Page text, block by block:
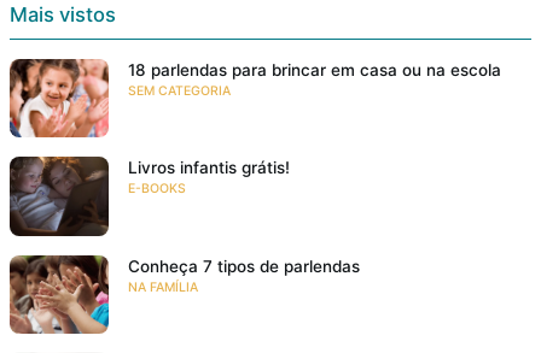
Mais vistos
18 parlendas para brincar em casa ou na escola
SEM CATEGORIA
Livros infantis grátis!
E-BOOKS
Conheça 7 tipos de parlendas
NA FAMÍLIA